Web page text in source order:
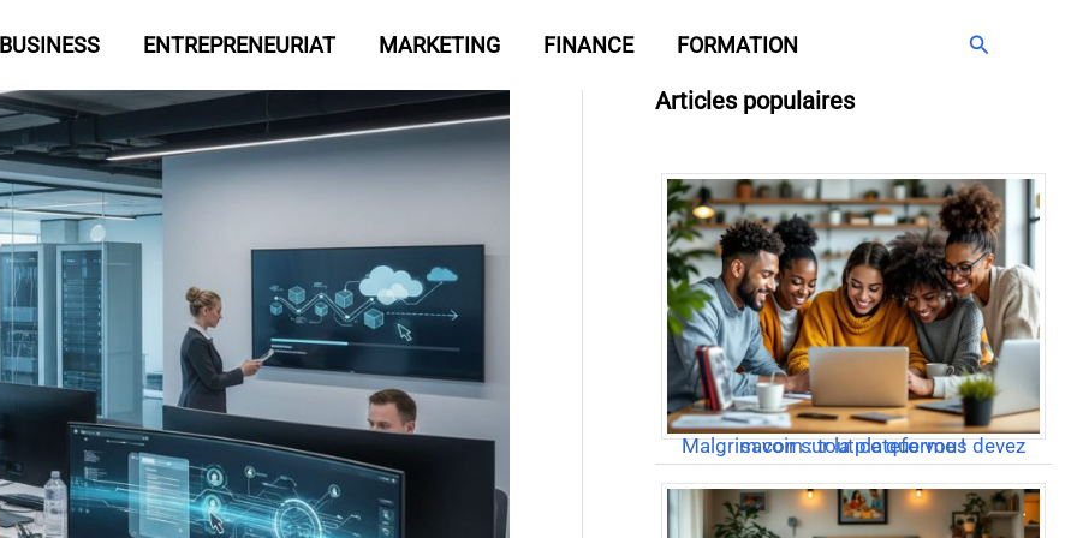
BUSINESS ENTREPRENEURIAT MARKETING FINANCE FORMATION Rechercher
Articles populaires
Malgrim com : tout ce que vous devez savoir sur la plateforme !